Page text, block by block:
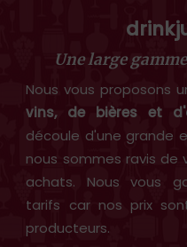
Une large
Nous vous proposons
vins, de bières et
découle d'une grande
nous sommes ravis de
achats. Nous vous
tarifs car nos prix
producteurs.